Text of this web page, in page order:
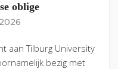
oblige
aan Tilburg University
bezig met